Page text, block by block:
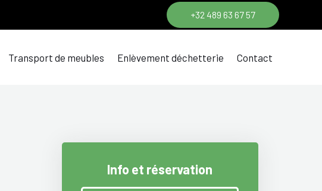
+32 489 63 67 57
Transport de meubles Enlèvement déchetterie Contact
Info et réservation